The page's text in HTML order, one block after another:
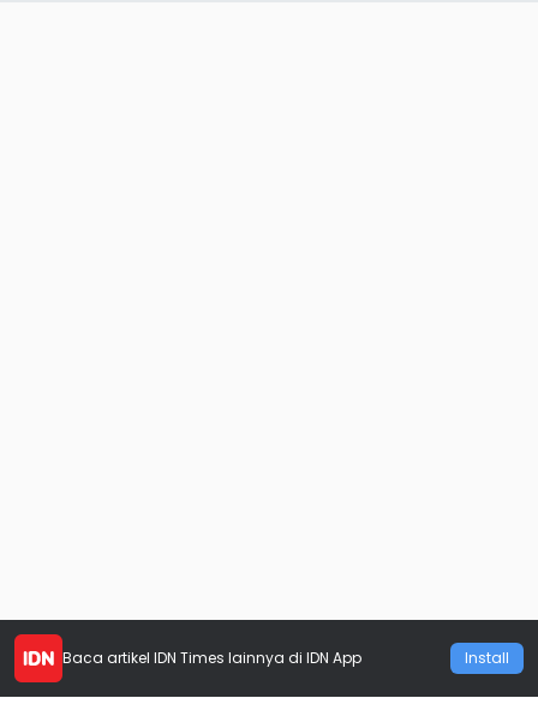
Baca artikel IDN Times lainnya di IDN App Install